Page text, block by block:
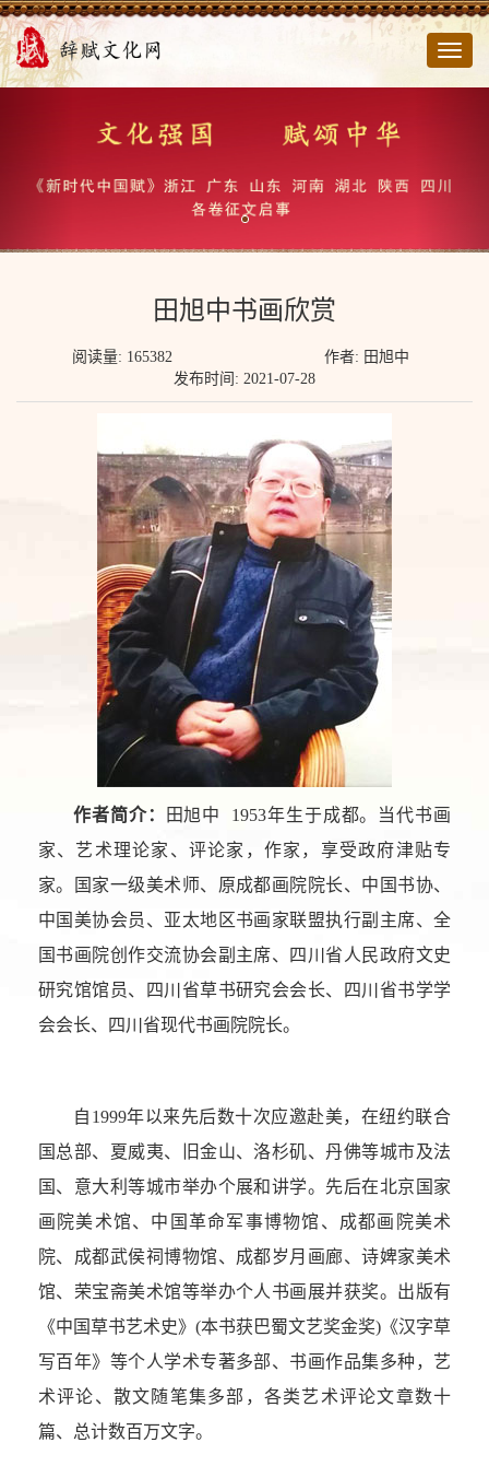
切
田旭中书画欣赏
阅读量: 165382
作者: 田旭中
发布时间: 2021-07-28
作者简介：
田旭中 1953年生于成都。当代书画
家、艺术理论家、评论家，作家，享受政府津贴专
家。国家一级美术师、原成都画院院长、中国书协、
中国美协会员、亚太地区书画家联盟执行副主席、全
国书画院创作交流协会副主席、四川省人民政府文史
研究馆馆员、四川省草书研究会会长、四川省书学学
会会长、四川省现代书画院院长。
自1999年以来先后数十次应邀赴美，在纽约联合
国总部、夏威夷、旧金山、洛杉矶、丹佛等城市及法
国、意大利等城市举办个展和讲学。先后在北京国家
画院美术馆、中国革命军事博物馆、成都画院美术
院、成都武侯祠博物馆、成都岁月画廊、诗婢家美术
馆、荣宝斋美术馆等举办个人书画展并获奖。出版有
《中国草书艺术史》(本书获巴蜀文艺奖金奖)《汉字草
写百年》等个人学术专著多部、书画作品集多种，艺
术评论、散文随笔集多部，各类艺术评论文章数十
篇、总计数百万文字。